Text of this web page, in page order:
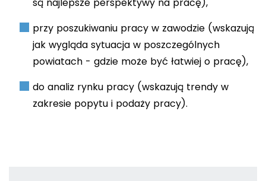
przy poszukiwaniu pracy w zawodzie (wskazują
jak wygląda sytuacja w poszczególnych
powiatach - gdzie może być łatwiej o pracę),
do analiz rynku pracy (wskazują trendy w
zakresie popytu i podaży pracy).